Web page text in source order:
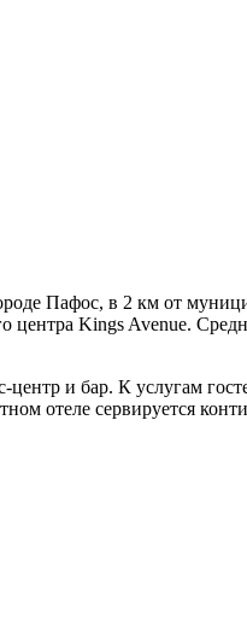
Пафос, в 2 км от
Kings Avenue.
центр и бар. К услугам
отеле сервируется